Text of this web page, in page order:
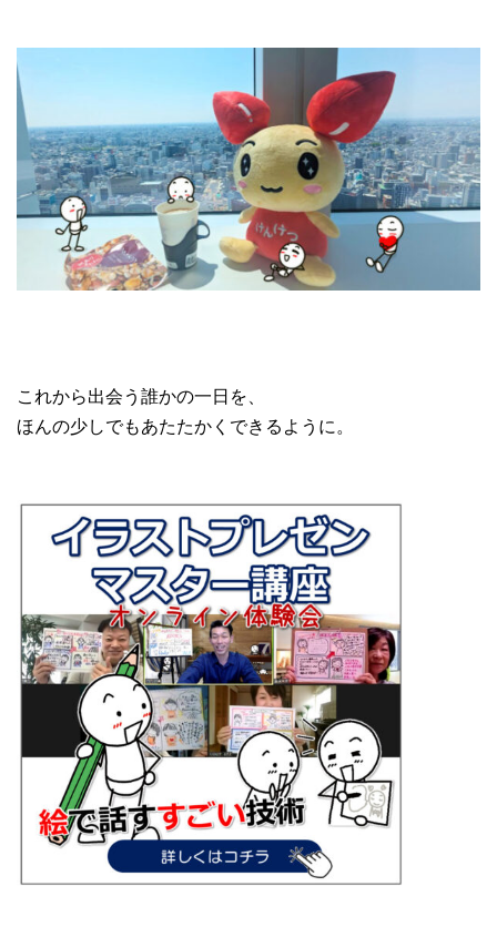
これから出会う誰かの一日を、
ほんの少しでもあたたかくできるように。